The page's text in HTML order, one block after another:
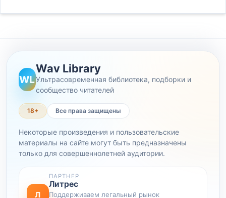
WL
Wav Library
Ультрасовременная библиотека, подборки и
сообщество читателей
18+ Все права защищены
Некоторые произведения и пользовательские
материалы на сайте могут быть предназначены
только для совершеннолетней аудитории.
Л
ПАРТНЕР
Литрес
Поддерживаем легальный рынок